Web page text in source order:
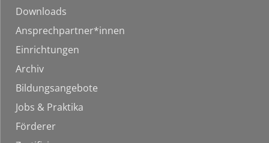
Downloads
Ansprechpartner*innen
Einrichtungen
Archiv
Bildungsangebote
Jobs & Praktika
Förderer